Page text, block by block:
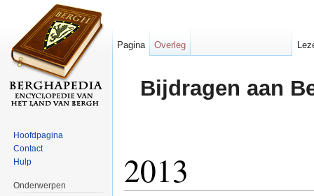
Bijdragen aan
2013
Pagina Overleg
Hoofdpagina
Contact
Hulp
Onderwerpen